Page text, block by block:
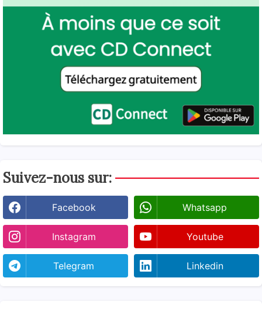
Suivez-nous sur:
Facebook Whatsapp
Instagram Youtube
Telegram Linkedin